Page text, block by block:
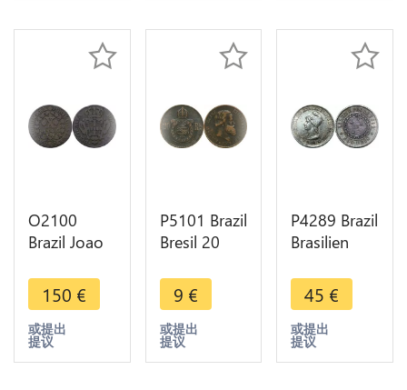
O2100
Brazil Joao
1746 XF !! -
>Make
offer
150 €
或提出
提议
P5101 Brazil
Bresil 20
Empereur
Pierre II
1869 ->
Make offer
9 €
或提出
提议
P4289 Brazil
Brasilien
1889
Republic
Silver AU ->
Make offer
45 €
或提出
提议